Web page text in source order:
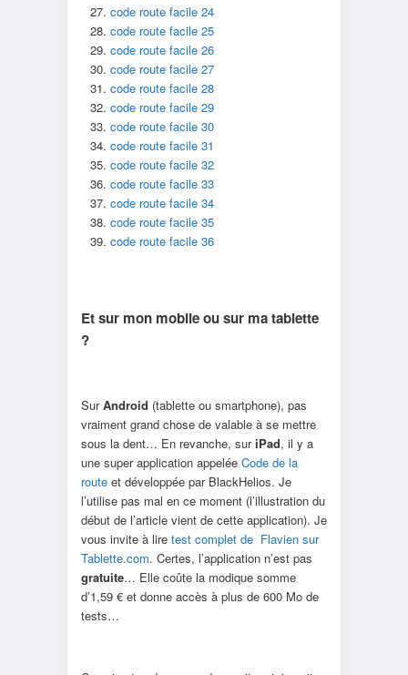
code route facile 24
code route facile 25
code route facile 26
code route facile 27
code route facile 28
code route facile 29
code route facile 30
code route facile 31
code route facile 32
code route facile 33
code route facile 34
code route facile 35
code route facile 36
Et sur mon mobile ou sur ma tablette
?
SurAndroid (tablette ou smartphone), pas
vraiment grand chose de valable à se mettre
sous la dent… En revanche, suriPad, il y a
une super application appelée Code de la
routeet développée par BlackHelios. Je
l’utilise pas mal en ce moment (l’illustration du
début de l’article vient de cette application). Je
vous invite à lire test complet de Flavien sur
Tablette.com. Certes, l’application n’est pas
gratuite… Elle coûte la modique somme
d’1,59 € et donne accès à plus de 600 Mo de
tests…